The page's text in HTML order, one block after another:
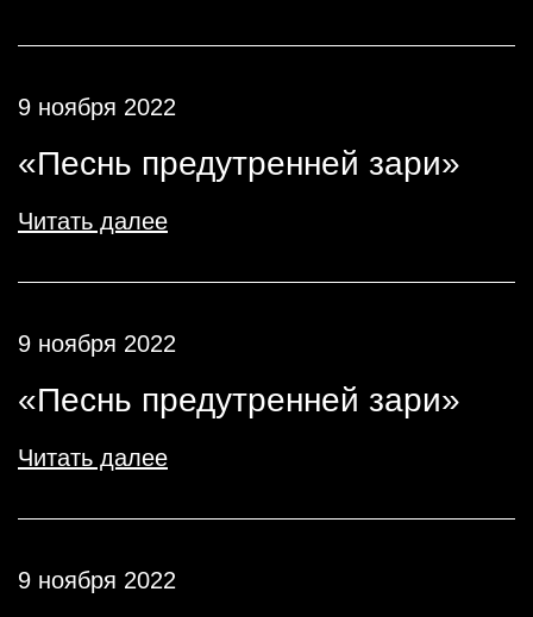
9 ноября 2022
«Песнь предутренней зари»
Читать далее
9 ноября 2022
«Песнь предутренней зари»
Читать далее
9 ноября 2022